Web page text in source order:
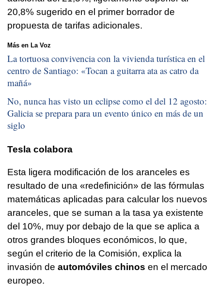
20,8% sugerido en el primer borrador de
propuesta de tarifas adicionales.
Más en La Voz
La tortuosa convivencia con la vivienda turística en el
centro de Santiago: «Tocan a guitarra ata as catro da
mañá»
No, nunca has visto un eclipse como el del 12 agosto:
Galicia se prepara para un evento único en más de un
siglo
Tesla colabora
Esta ligera modificación de los aranceles es
resultado de una «redefinición» de las fórmulas
matemáticas aplicadas para calcular los nuevos
aranceles, que se suman a la tasa ya existente
del 10%, muy por debajo de la que se aplica a
otros grandes bloques económicos, lo que,
según el criterio de la Comisión, explica la
invasión de automóviles chinos en el mercado
europeo.